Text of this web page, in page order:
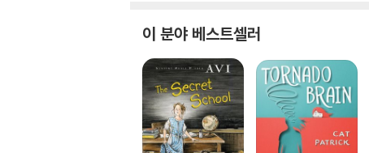
이 분야 베스트셀러